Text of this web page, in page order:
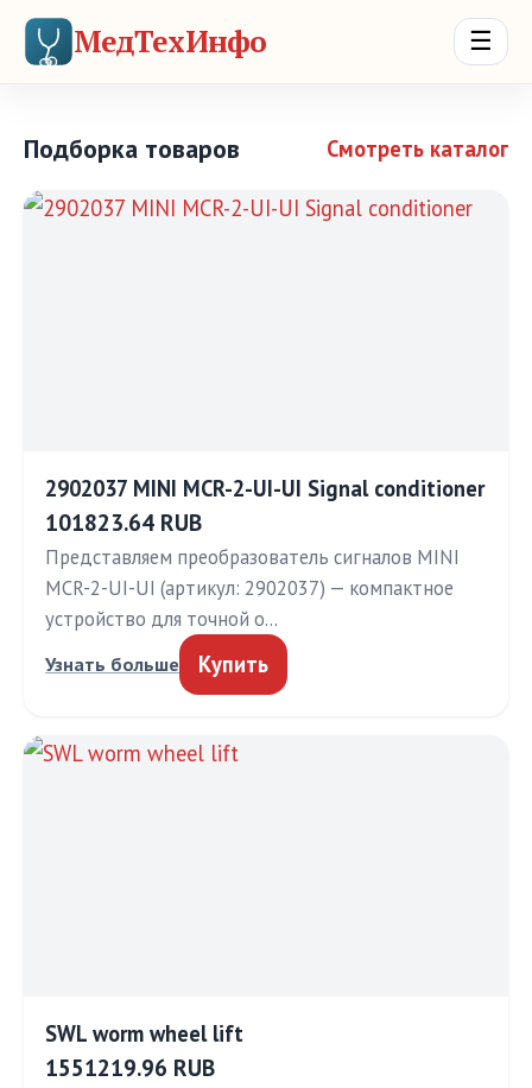
МедТехИнфо ☰
Подборка товаров Смотреть каталог
2902037 MINI MCR-2-UI-UI Signal conditioner
101823.64 RUB
Представляем преобразователь сигналов MINI
MCR-2-UI-UI (артикул: 2902037) — компактное
устройство для точной о…
Узнать больше Купить
SWL worm wheel lift
1551219.96 RUB